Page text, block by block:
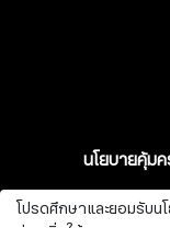
โปรดศึกษาและยอมรับน
นโยบายคุ้ม
นามสกุล